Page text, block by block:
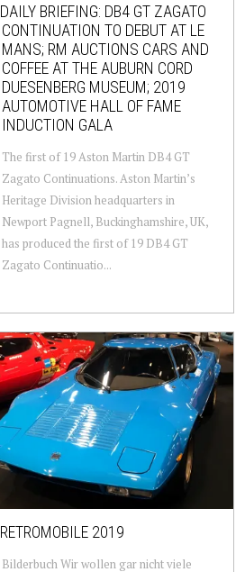
DAILY BRIEFING: DB4 GT ZAGATO
CONTINUATION TO DEBUT AT LE
MANS; RM AUCTIONS CARS AND
COFFEE AT THE AUBURN CORD
DUESENBERG MUSEUM; 2019
AUTOMOTIVE HALL OF FAME
INDUCTION GALA
The first of 19 Aston Martin DB4 GT
Zagato Continuations. Aston Martin’s
Heritage Division headquarters in
Newport Pagnell, Buckinghamshire, UK,
has produced the first of 19 DB4 GT
Zagato Continuatio...
RETROMOBILE 2019
Bilderbuch Wir wollen gar nicht viele